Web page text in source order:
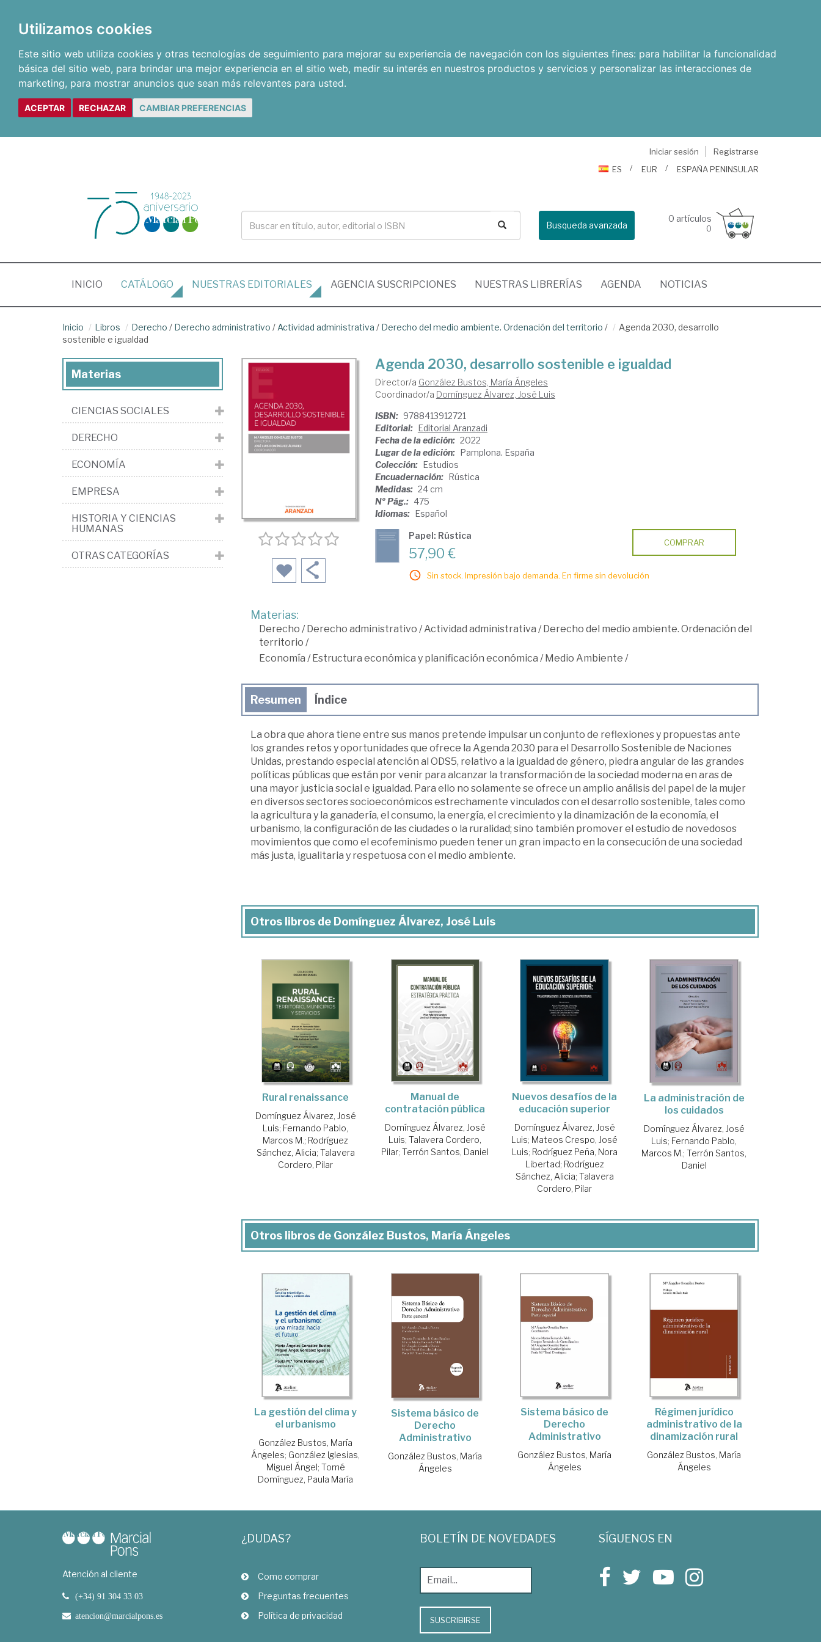
Utilizamos cookies
Este sitio web utiliza cookies y otras tecnologías de seguimiento para mejorar su experiencia de navegación con los siguientes fines: para habilitar la funcionalidad
básica del sitio web, para brindar una mejor experiencia en el sitio web, medir su interés en nuestros productos y servicios y personalizar las interacciones de
marketing, para mostrar anuncios que sean más relevantes para usted.
ACEPTAR RECHAZAR CAMBIAR PREFERENCIAS
Iniciar sesión
Registrarse
ES
EUR ESPAÑA PENINSULAR
Busqueda avanzada
0 artículos
0
INICIO (CURRENT)
CATÁLOGO NUESTRAS EDITORIALES AGENCIA SUSCRIPCIONES NUESTRAS LIBRERÍAS AGENDA NOTICIAS
Inicio Libros Derecho / Derecho administrativo / Actividad administrativa / Derecho del medio ambiente. Ordenación del territorio /
Agenda 2030, desarrollo
sostenible e igualdad
Agenda 2030, desarrollo sostenible e igualdad
Director/a González Bustos, María Ángeles
Coordinador/a Domínguez Álvarez, José Luis
ISBN: 9788413912721
Editorial: Editorial Aranzadi
Fecha de la edición: 2022
Lugar de la edición: Pamplona. España
Colección: Estudios
Encuadernación: Rústica
Medidas: 24 cm
Nº Pág.: 475
Idiomas: Español
Papel: Rústica
57,90 €
Sin stock. Impresión bajo demanda. En firme sin devolución
COMPRAR
Materias:
Derecho /Derecho administrativo /Actividad administrativa /Derecho del medio ambiente. Ordenación del
territorio /
Economía /Estructura económica y planificación económica /Medio Ambiente /
Resumen Índice
La obra que ahora tiene entre sus manos pretende impulsar un conjunto de reflexiones y propuestas ante
los grandes retos y oportunidades que ofrece la Agenda 2030 para el Desarrollo Sostenible de Naciones
Unidas, prestando especial atención al ODS5, relativo a la igualdad de género, piedra angular de las grandes
políticas públicas que están por venir para alcanzar la transformación de la sociedad moderna en aras de
una mayor justicia social e igualdad. Para ello no solamente se ofrece un amplio análisis del papel de la mujer
en diversos sectores socioeconómicos estrechamente vinculados con el desarrollo sostenible, tales como
la agricultura y la ganadería, el consumo, la energía, el crecimiento y la dinamización de la economía, el
urbanismo, la configuración de las ciudades o la ruralidad; sino también promover el estudio de novedosos
movimientos que como el ecofeminismo pueden tener un gran impacto en la consecución de una sociedad
más justa, igualitaria y respetuosa con el medio ambiente.
Otros libros de Domínguez Álvarez, José Luis
Rural renaissance
Domínguez Álvarez, José
Luis; Fernando Pablo,
Marcos M.; Rodríguez
Sánchez, Alicia; Talavera
Cordero, Pilar
Manual de
contratación pública
Domínguez Álvarez, José
Luis;Talavera Cordero,
Pilar;Terrón Santos, Daniel
Nuevos desafíos de la
educación superior
Domínguez Álvarez, José
Luis; Mateos Crespo, José
Luis; Rodríguez Peña, Nora
Libertad; Rodríguez
Sánchez, Alicia; Talavera
Cordero, Pilar
La administración de
los cuidados
Domínguez Álvarez, José
Luis; Fernando Pablo,
Marcos M.;Terrón Santos,
Daniel
Otros libros de González Bustos, María Ángeles
La gestión del clima y
el urbanismo
González Bustos, María
Ángeles; González Iglesias,
Miguel Ángel; Tomé
Domínguez, Paula María
Sistema básico de
Derecho
Administrativo
González Bustos, María
Ángeles
Sistema básico de
Derecho
Administrativo
González Bustos, María
Ángeles
Régimen jurídico
administrativo de la
dinamización rural
González Bustos, María
Ángeles
Materias
CIENCIAS SOCIALES
DERECHO
ECONOMÍA
EMPRESA
HISTORIA Y CIENCIAS
HUMANAS
OTRAS CATEGORÍAS
Atención al cliente
(+34) 91 304 33 03
atencion@marcialpons.es
¿DUDAS?
Como comprar
Preguntas frecuentes
Política de privacidad
BOLETÍN DE NOVEDADES
SUSCRIBIRSE
SÍGUENOS EN